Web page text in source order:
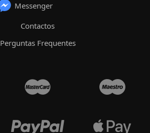
Messenger
Contactos
Perguntas Frequentes